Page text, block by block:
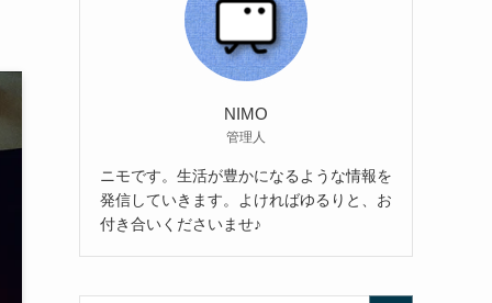
NIMO
管理人
ニモです。生活が豊かになるような情報を
発信していきます。よければゆるりと、お
付き合いくださいませ♪